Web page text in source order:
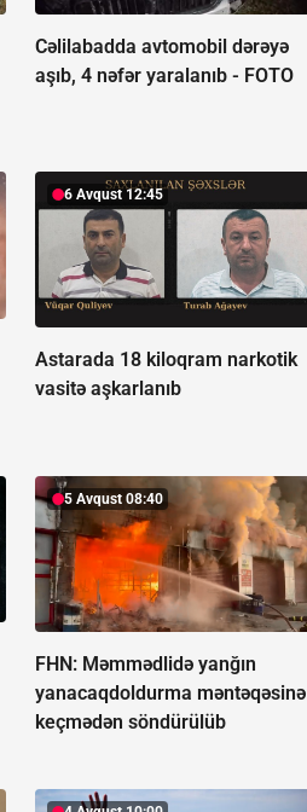
Cəlilabadda avtomobil dərəyə
aşıb, 4 nəfər yaralanıb - FOTO
6 Avqust 12:45
Astarada 18 kiloqram narkotik
vasitə aşkarlanıb
5 Avqust 08:40
FHN: Məmmədlidə yanğın
yanacaqdoldurma məntəqəsinə
keçmədən söndürülüb